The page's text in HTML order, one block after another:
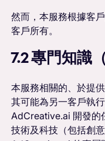
然而，本服務根據客
客戶所有。
本服務相關的、於提
其可能為另一客戶執
AdCreative.ai 開發的
技術及科技（包括創